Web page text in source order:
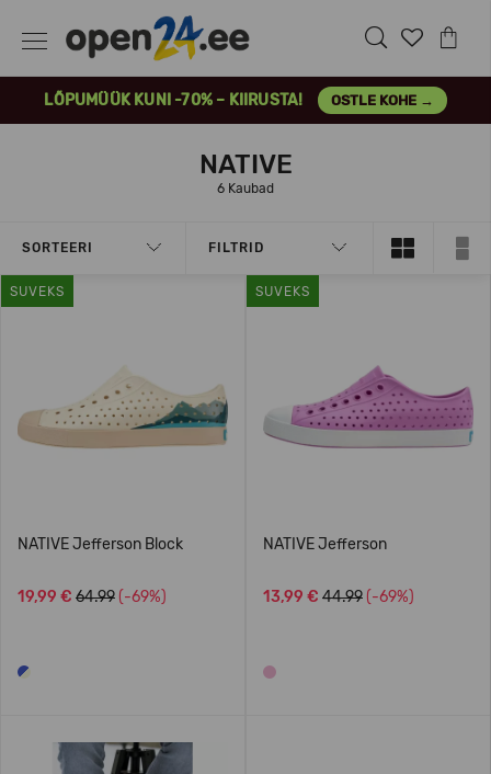
LÕPUMÜÜK KUNI -70% – KIIRUSTA! OSTLE KOHE →
NATIVE
6 Kaubad
SORTEERI FILTRID
SUVEKS
NATIVE Jefferson Block
19,99 € 64.99 (-69%)
SUVEKS
NATIVE Jefferson
13,99 € 44.99 (-69%)